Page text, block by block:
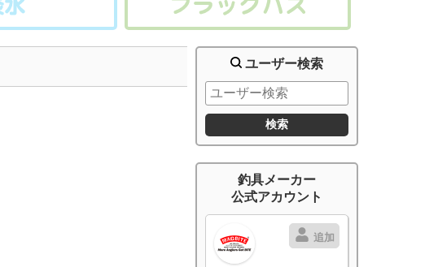
ユーザー検索
釣具メーカー
公式アカウント
追加